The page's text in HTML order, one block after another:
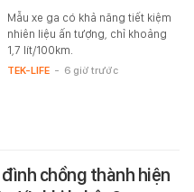
Mẫu xe ga có khả năng tiết kiệm
nhiên liệu ấn tượng, chỉ khoảng
1,7 lít/100km.
TEK-LIFE - 6 giờ trước
chồng thành hiện